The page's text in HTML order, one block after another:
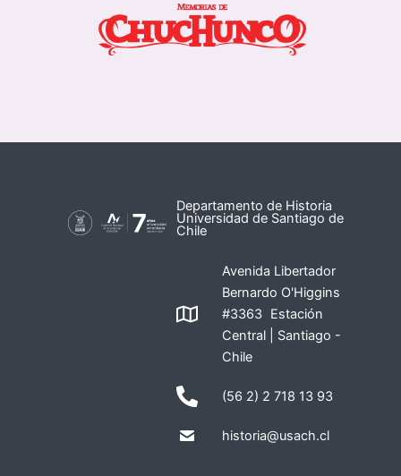
Departamento de Historia
Universidad de Santiago de
Chile
Avenida Libertador
Bernardo O'Higgins
#3363 Estación
Central | Santiago -
Chile
(56 2) 2 718 13 93
historia@usach.cl